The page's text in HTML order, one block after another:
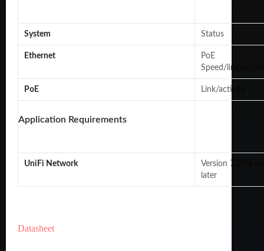
System Status
Ethernet
PoE
Speed/link/
PoE Link/activity
Application Requirements
UniFi Network
Version 7.2.94
later
Datasheet